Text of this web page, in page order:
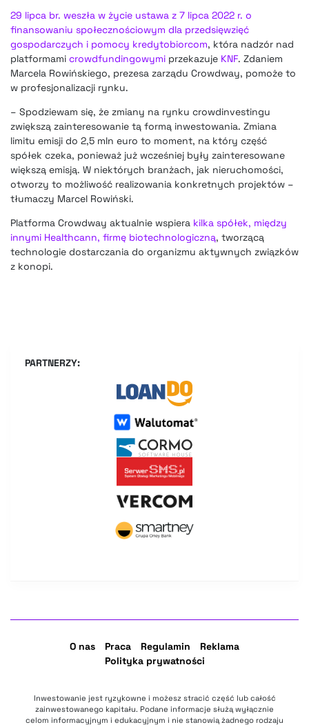
29 lipca br. weszła w życie ustawa z 7 lipca 2022 r. o
finansowaniu społecznościowym dla przedsięwzięć
gospodarczych i pomocy kredytobiorcom, która nadzór nad
platformami crowdfundingowymi przekazuje KNF. Zdaniem
Marcela Rowińskiego, prezesa zarządu Crowdway, pomoże to
w profesjonalizacji rynku.
– Spodziewam się, że zmiany na rynku crowdinvestingu
zwiększą zainteresowanie tą formą inwestowania. Zmiana
limitu emisji do 2,5 mln euro to moment, na który część
spółek czeka, ponieważ już wcześniej były zainteresowane
większą emisją. W niektórych branżach, jak nieruchomości,
otworzy to możliwość realizowania konkretnych projektów –
tłumaczy Marcel Rowiński.
Platforma Crowdway aktualnie wspiera kilka spółek, między
innymi Healthcann, firmę biotechnologiczną, tworzącą
technologie dostarczania do organizmu aktywnych związków
z konopi.
PARTNERZY:
O nas Praca Regulamin
Reklama
Polityka prywatności
Inwestowanie jest ryzykowne i możesz stracić część lub całość
zainwestowanego kapitału. Podane informacje służą wyłącznie
celom informacyjnym i edukacyjnym i nie stanowią żadnego rodzaju